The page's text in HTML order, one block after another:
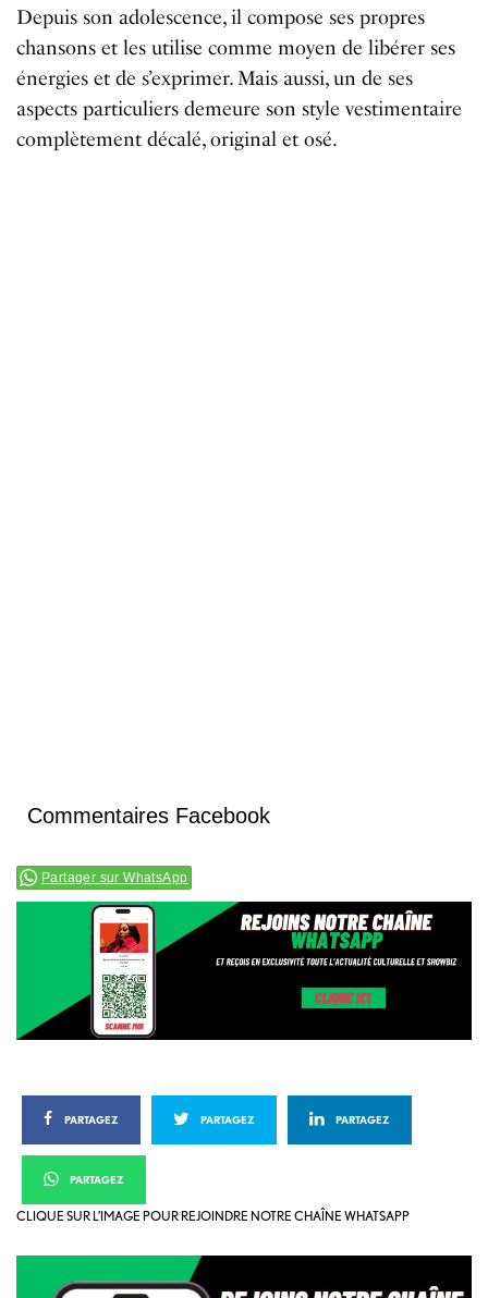
Depuis son adolescence, il compose ses propres
chansons et les utilise comme moyen de libérer ses
énergies et de s’exprimer. Mais aussi, un de ses
aspects particuliers demeure son style vestimentaire
complètement décalé, original et osé.
Commentaires Facebook
Partager sur WhatsApp
PARTAGEZ PARTAGEZ PARTAGEZ
PARTAGEZ
CLIQUE SUR L’IMAGE POUR REJOINDRE NOTRE CHAÎNE WHATSAPP